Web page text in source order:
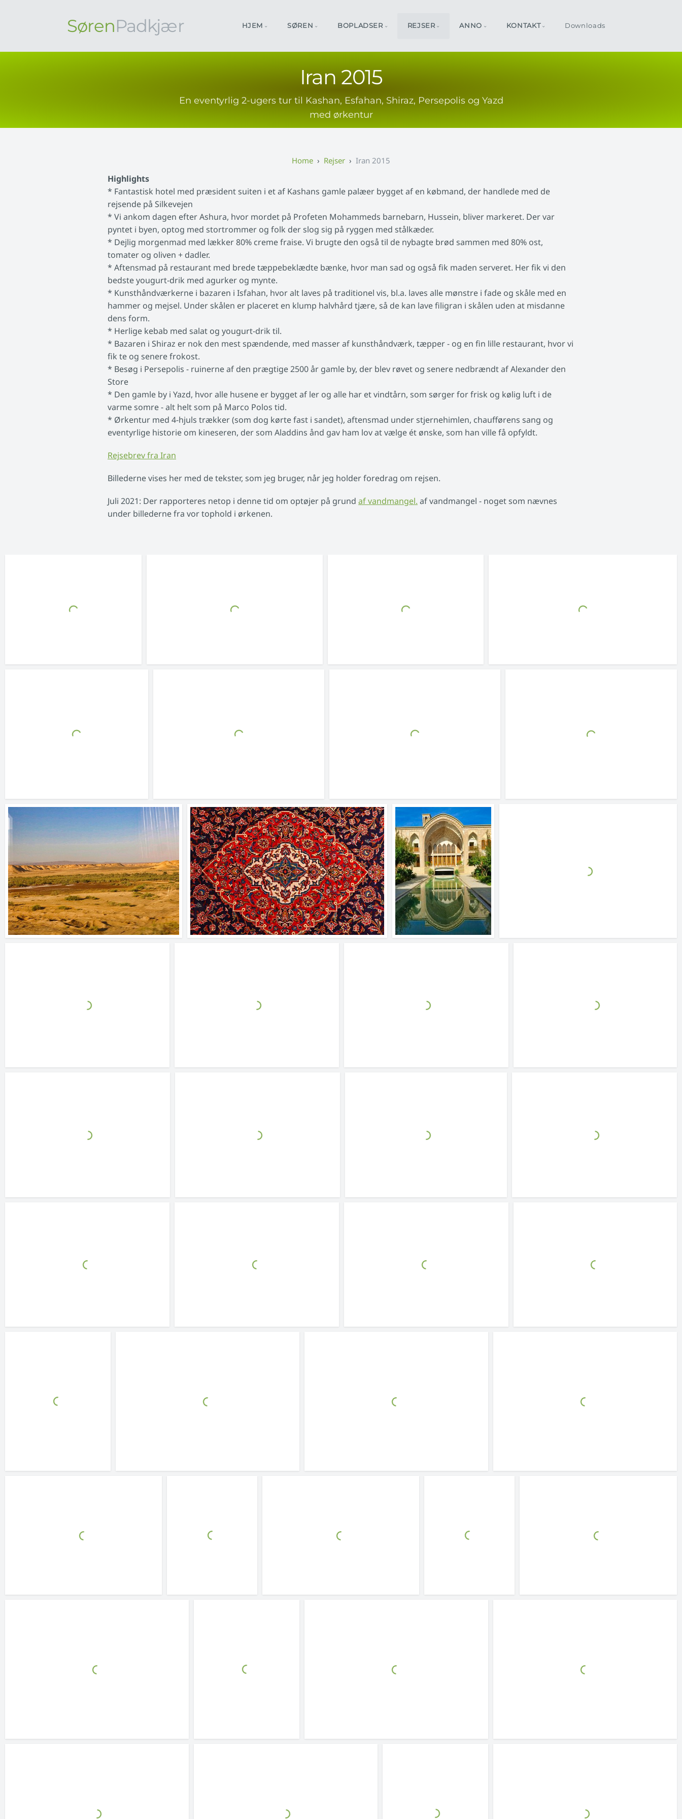
SørenPadkjær HJEM SØREN BOPLADSER REJSER ANNO KONTAKT Downloads
Iran 2015
En eventyrlig 2-ugers tur til Kashan, Esfahan, Shiraz, Persepolis og Yazd
med ørkentur
Rejser Iran 2015
Highlights
* Fantastisk hotel med præsident suiten i et af Kashans gamle palæer bygget af en købmand, der handlede med de
rejsende på Silkevejen
* Vi ankom dagen efter Ashura, hvor mordet på Profeten Mohammeds barnebarn, Hussein, bliver markeret. Der var
pyntet i byen, optog med stortrommer og folk der slog sig på ryggen med stålkæder.
* Dejlig morgenmad med lækker 80% creme fraise. Vi brugte den også til de nybagte brød sammen med 80% ost,
tomater og oliven + dadler.
* Aftensmad på restaurant med brede tæppebeklædte bænke, hvor man sad og også fik maden serveret. Her fik vi den
bedste yougurt-drik med agurker og mynte.
* Kunsthåndværkerne i bazaren i Isfahan, hvor alt laves på traditionel vis, bl.a. laves alle mønstre i fade og skåle med en
hammer og mejsel. Under skålen er placeret en klump halvhård tjære, så de kan lave filigran i skålen uden at misdanne
dens form.
* Herlige kebab med salat og yougurt-drik til.
* Bazaren i Shiraz er nok den mest spændende, med masser af kunsthåndværk, tæpper - og en fin lille restaurant, hvor vi
fik te og senere frokost.
* Besøg i Persepolis - ruinerne af den prægtige 2500 år gamle by, der blev røvet og senere nedbrændt af Alexander den
Store
* Den gamle by i Yazd, hvor alle husene er bygget af ler og alle har et vindtårn, som sørger for frisk og kølig luft i de
varme somre - alt helt som på Marco Polos tid.
* Ørkentur med 4-hjuls trækker (som dog kørte fast i sandet), aftensmad under stjernehimlen, chaufførens sang og
eventyrlige historie om kineseren, der som Aladdins ånd gav ham lov at vælge ét ønske, som han ville få opfyldt.
Rejsebrev fra Iran
Billederne vises her med de tekster, som jeg bruger, når jeg holder foredrag om rejsen.
Juli 2021: Der rapporteres netop i denne tid om optøjer på grund af vandmangel. af vandmangel - noget som nævnes
under billederne fra vor tophold i ørkenen.